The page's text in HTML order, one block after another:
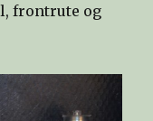
frontrute og